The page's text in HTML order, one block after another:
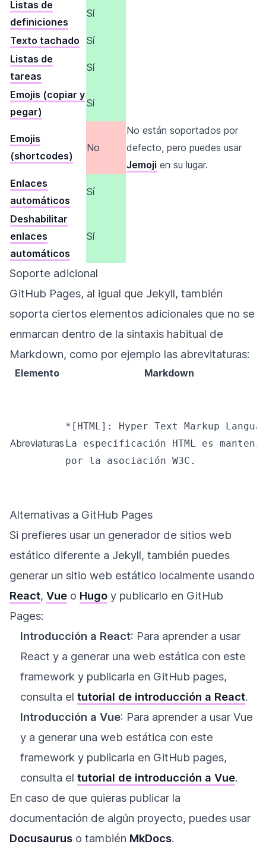
Listas de
definiciones
Sí
Texto tachado
Sí
Listas de
tareas
Sí
Emojis (copiar y
pegar)
Sí
Emojis
(shortcodes)
No
No están soportados por
defecto, pero puedes usar
Jemoji en su lugar.
Enlaces
automáticos
Sí
Deshabilitar
enlaces
automáticos
Sí
Soporte adicional
GitHub Pages, al igual que Jekyll, también
soporta ciertos elementos adicionales que no se
enmarcan dentro de la sintaxis habitual de
Markdown, como por ejemplo las abrevitaturas:
Elemento Markdown
Abreviaturas
*[HTML]: Hyper Text Markup
La especificación HTML es
por la asociación W3C.
Alternativas a GitHub Pages
Si prefieres usar un generador de sitios web
estático diferente a Jekyll, también puedes
generar un sitio web estático localmente usando
React, Vue o Hugo y publicarlo en GitHub
Pages:
Introducción a React: Para aprender a usar
React y a generar una web estática con este
framework y publicarla en GitHub pages,
consulta eltutorial de introducción a React.
Introducción a Vue: Para aprender a usar Vue
y a generar una web estática con este
framework y publicarla en GitHub pages,
consulta eltutorial de introducción a Vue.
En caso de que quieras publicar la
documentación de algún proyecto, puedes usar
Docusaurus o también MkDocs.